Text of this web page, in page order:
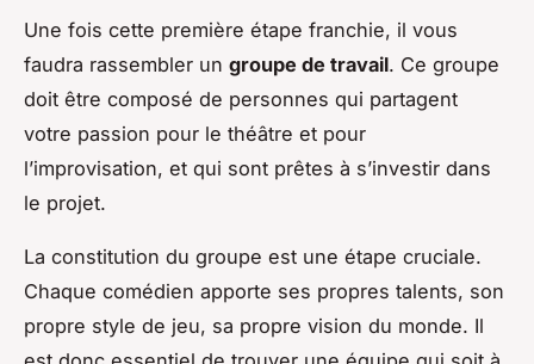
Une fois cette première étape franchie, il vous
faudra rassembler un groupe de travail. Ce groupe
doit être composé de personnes qui partagent
votre passion pour le théâtre et pour
l’improvisation, et qui sont prêtes à s’investir dans
le projet.
La constitution du groupe est une étape cruciale.
Chaque comédien apporte ses propres talents, son
propre style de jeu, sa propre vision du monde. Il